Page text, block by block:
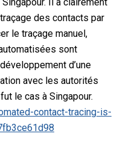
des contacts par
le traçage manuel,
sont
d’une
avec les autorités
le cas à Singapour.
contact-tracing-is-